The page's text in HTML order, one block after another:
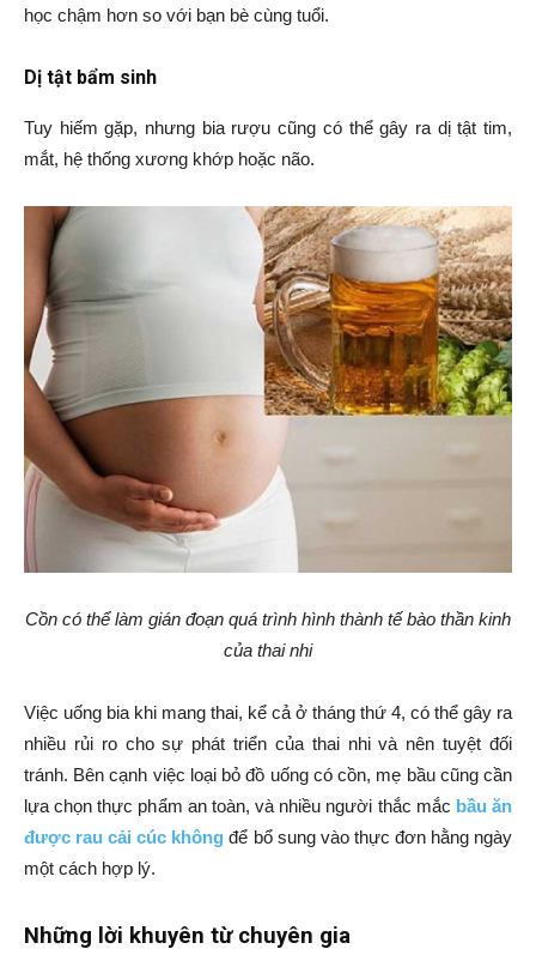
học chậm hơn so với bạn bè cùng tuổi.
Dị tật bẩm sinh
Tuy hiếm gặp, nhưng bia rượu cũng có thể gây ra dị tật tim,
mắt, hệ thống xương khớp hoặc não.
Cồn có thể làm gián đoạn quá trình hình thành tế bào thần kinh
của thai nhi
Việc uống bia khi mang thai, kể cả ở tháng thứ 4, có thể gây ra
nhiều rủi ro cho sự phát triển của thai nhi và nên tuyệt đối
tránh. Bên cạnh việc loại bỏ đồ uống có cồn, mẹ bầu cũng cần
lựa chọn thực phẩm an toàn, và nhiều người thắc mắc bầu ăn
được rau cải cúc không để bổ sung vào thực đơn hằng ngày
một cách hợp lý.
Những lời khuyên từ chuyên gia